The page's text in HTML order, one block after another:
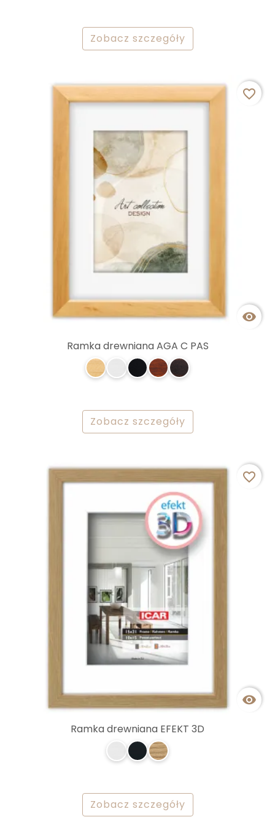
Zobacz szczegóły

favorite_border
Ramka drewniana AGA C PAS
Zobacz szczegóły

favorite_border
Ramka drewniana EFEKT 3D
Zobacz szczegóły